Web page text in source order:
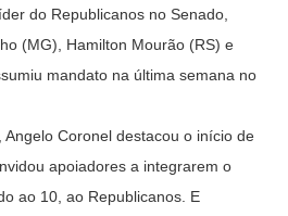
do Republicanos no Senado,
(MG), Hamilton Mourão (RS) e
mandato na última semana no
Coronel destacou o início de
apoiadores a integrarem o
ao 10, ao Republicanos. E